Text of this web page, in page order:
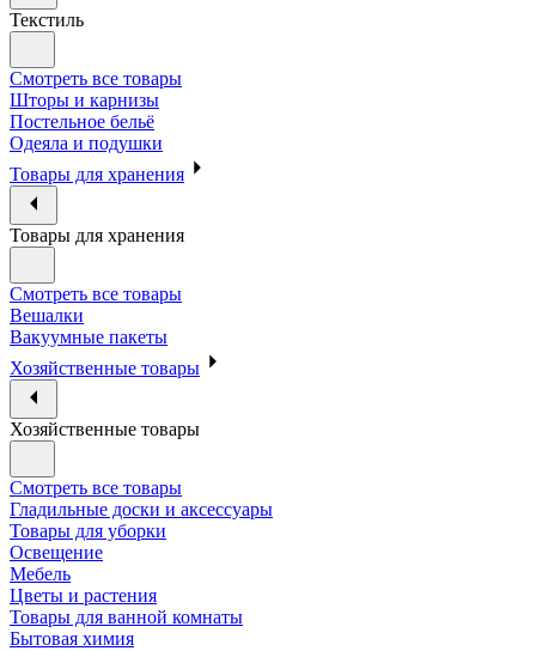
Текстиль
Смотреть все товары
Шторы и карнизы
Постельное бельё
Одеяла и подушки
Товары для хранения
Товары для хранения
Смотреть все товары
Вешалки
Вакуумные пакеты
Хозяйственные товары
Хозяйственные товары
Смотреть все товары
Гладильные доски и аксессуары
Товары для уборки
Освещение
Мебель
Цветы и растения
Товары для ванной комнаты
Бытовая химия